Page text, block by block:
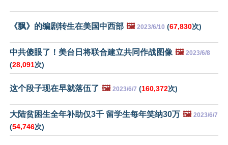
《飘》的编剧转生在美国中西部 🖼️ 2023/6/10 (67,830次)
中共傻眼了！美台日将联合建立共同作战图像 🖼️ 2023/6/8
(28,091次)
这个段子现在早就落伍了 🖼️ 2023/6/7 (160,372次)
大陆贫困生全年补助仅3千 留学生每年笑纳30万 🖼️ 2023/6/7
(54,746次)